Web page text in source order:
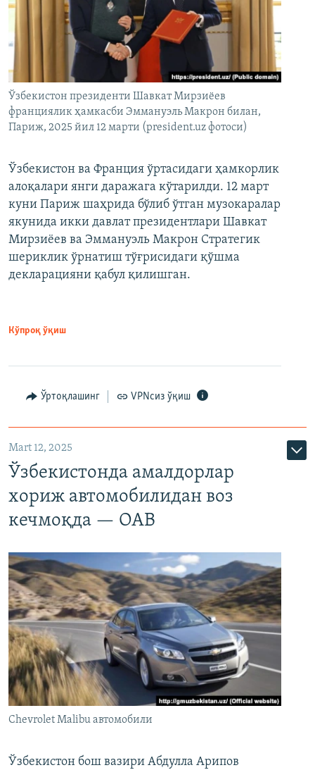
Ўзбекистон президенти Шавкат Мирзиёев
франциялик ҳамкасби Эммануэль Макрон билан,
Париж, 2025 йил 12 марти (president.uz фотоси)
Ўзбекистон ва Франция ўртасидаги ҳамкорлик
алоқалари янги даражага кўтарилди. 12 март
куни Париж шаҳрида бўлиб ўтган музокаралар
якунида икки давлат президентлари Шавкат
Мирзиёев ва Эммануэль Макрон Стратегик
шериклик ўрнатиш тўғрисидаги қўшма
декларацияни қабул қилишган.
Кўпроқ ўқиш
Ўртоқлашинг VPNсиз ўқиш
Mart 12, 2025
Ўзбекистонда амалдорлар
хориж автомобилидан воз
кечмоқда — ОАВ
Chevrolet Malibu автомобили
Ўзбекистон бош вазири Абдулла Арипов